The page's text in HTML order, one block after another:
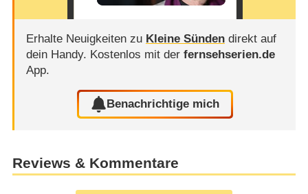
Erhalte Neuigkeiten zu Kleine Sündendirekt auf
dein Handy. Kostenlos mit der fernsehserien.de
App.
Benachrichtige mich
Reviews & Kommentare